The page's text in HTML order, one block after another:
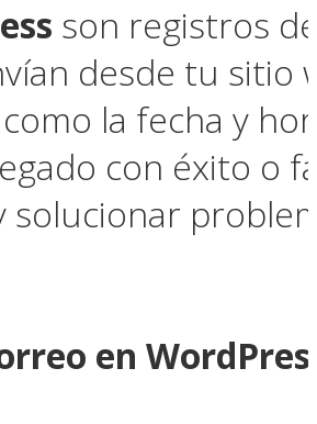
son registros
desde tu sitio
la fecha y
con éxito o
solucionar
en